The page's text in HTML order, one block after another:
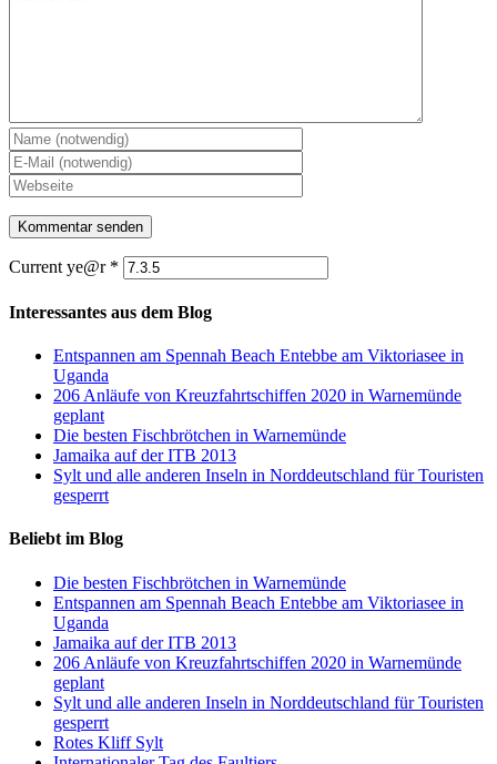
Current ye@r *
Interessantes aus dem Blog
Entspannen am Spennah Beach Entebbe am Viktoriasee in
Uganda
206 Anläufe von Kreuzfahrtschiffen 2020 in Warnemünde
geplant
Die besten Fischbrötchen in Warnemünde
Jamaika auf der ITB 2013
Sylt und alle anderen Inseln in Norddeutschland für Touristen
gesperrt
Beliebt im Blog
Die besten Fischbrötchen in Warnemünde
Entspannen am Spennah Beach Entebbe am Viktoriasee in
Uganda
Jamaika auf der ITB 2013
206 Anläufe von Kreuzfahrtschiffen 2020 in Warnemünde
geplant
Sylt und alle anderen Inseln in Norddeutschland für Touristen
gesperrt
Rotes Kliff Sylt